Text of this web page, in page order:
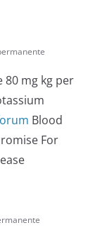
80 mg kg per
Blood
For